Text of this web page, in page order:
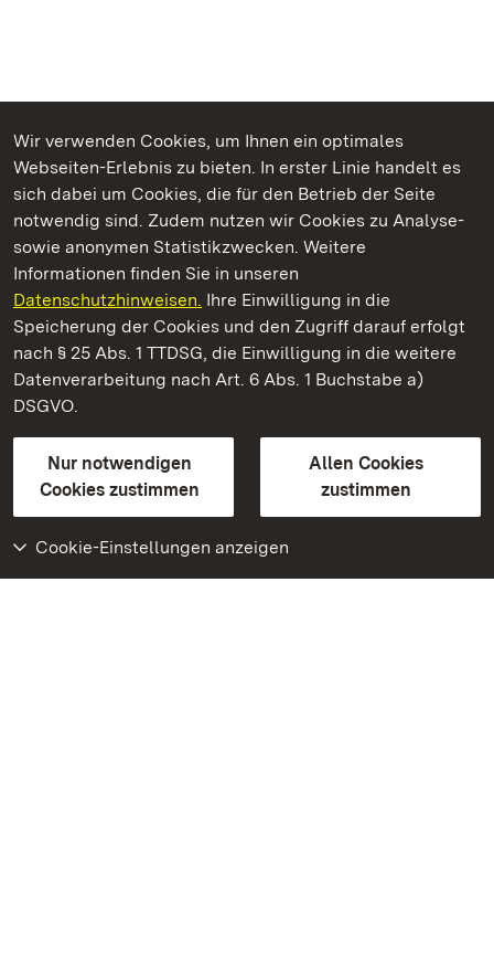
Wir verwenden Cookies, um Ihnen ein optimales
Webseiten-Erlebnis zu bieten. In erster Linie handelt es
sich dabei um Cookies, die für den Betrieb der Seite
notwendig sind. Zudem nutzen wir Cookies zu Analyse-
sowie anonymen Statistikzwecken. Weitere
Informationen finden Sie in unseren
Datenschutzhinweisen. Ihre Einwilligung in die
Speicherung der Cookies und den Zugriff darauf erfolgt
nach § 25 Abs. 1 TTDSG, die Einwilligung in die weitere
Datenverarbeitung nach Art. 6 Abs. 1 Buchstabe a)
DSGVO.
Nur notwendigen
Cookies zustimmen
Allen Cookies
zustimmen
Cookie-Einstellungen anzeigen
Kommen. Staunen. Genießen.
Staatliche Schlösser und Gärten Baden‑Württemberg
Staatliche Schlösser und Gärten Baden-Württemberg
Kontakt
GebärdenspracheLeichte Sprache
Erklärung zur Barrierefreiheit
BITV-konform (geprüfte Seiten)
Weiteres